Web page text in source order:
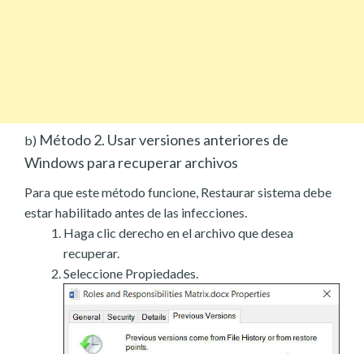
b) Método 2. Usar versiones anteriores de
Windows para recuperar archivos
Para que este método funcione, Restaurar sistema debe
estar habilitado antes de las infecciones.
Haga clic derecho en el archivo que desea
recuperar.
Seleccione Propiedades.